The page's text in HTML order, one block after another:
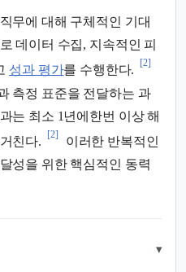
무에 대해 구체적인 기대
데이터 수집, 지속적인 피
성과 평가를 수행한다.
[2]
측정 표준을 전달하는 과
는 최소 1년에한번 이상 해
친다.
[2]
이러한 반복적인
성을 위한 핵심적인 동력
▾